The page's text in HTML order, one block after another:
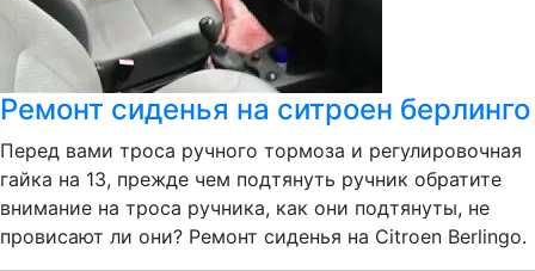
Ремонт сиденья на ситроен берлинго
Перед вами троса ручного тормоза и регулировочная
гайка на 13, прежде чем подтянуть ручник обратите
внимание на троса ручника, как они подтянуты, не
провисают ли они? Ремонт сиденья на Citroen Berlingo.